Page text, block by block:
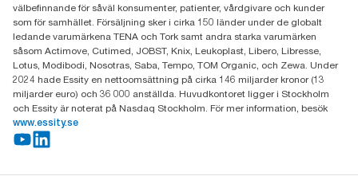
välbefinnande för såväl konsumenter, patienter, vårdgivare och kunder
som för samhället. Försäljning sker i cirka 150 länder under de globalt
ledande varumärkena TENA och Tork samt andra starka varumärken
såsom Actimove, Cutimed, JOBST, Knix, Leukoplast, Libero, Libresse,
Lotus, Modibodi, Nosotras, Saba, Tempo, TOM Organic, och Zewa. Under
2024 hade Essity en nettoomsättning på cirka 146 miljarder kronor (13
miljarder euro) och 36 000 anställda. Huvudkontoret ligger i Stockholm
och Essity är noterat på Nasdaq Stockholm. För mer information, besök
www.essity.se